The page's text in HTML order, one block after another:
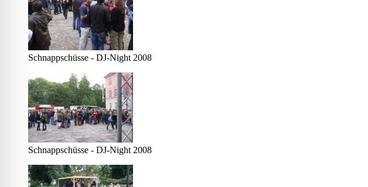
Schnappschüsse - DJ-Night 2008
Schnappschüsse - DJ-Night 2008